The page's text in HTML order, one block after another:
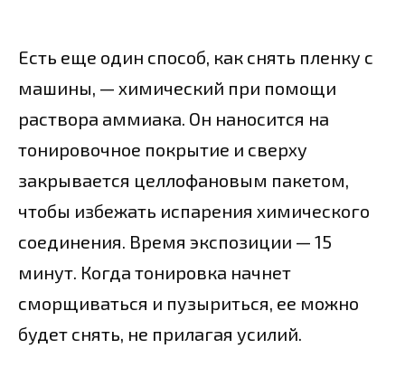
Есть еще один способ, как снять пленку с
машины, — химический при помощи
раствора аммиака. Он наносится на
тонировочное покрытие и сверху
закрывается целлофановым пакетом,
чтобы избежать испарения химического
соединения. Время экспозиции — 15
минут. Когда тонировка начнет
сморщиваться и пузыриться, ее можно
будет снять, не прилагая усилий.